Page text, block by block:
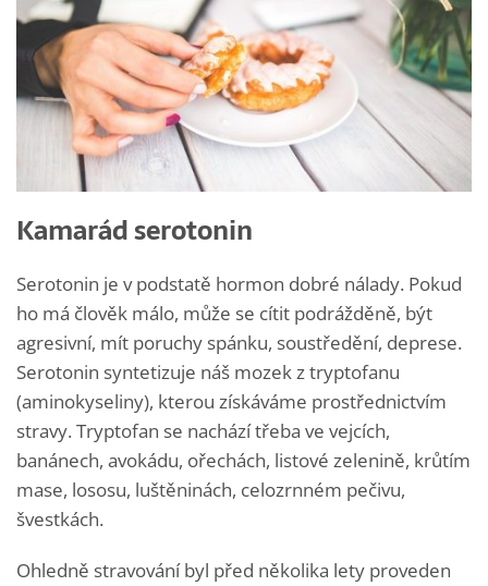
Kamarád serotonin
Serotonin je v podstatě hormon dobré nálady. Pokud
ho má člověk málo, může se cítit podrážděně, být
agresivní, mít poruchy spánku, soustředění, deprese.
Serotonin syntetizuje náš mozek z tryptofanu
(aminokyseliny), kterou získáváme prostřednictvím
stravy. Tryptofan se nachází třeba ve vejcích,
banánech, avokádu, ořechách, listové zelenině, krůtím
mase, lososu, luštěninách, celozrnném pečivu,
švestkách.
Ohledně stravování byl před několika lety proveden